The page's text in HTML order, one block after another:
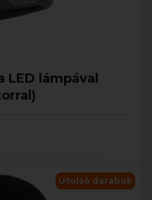
lámpával
Utolsó darabok